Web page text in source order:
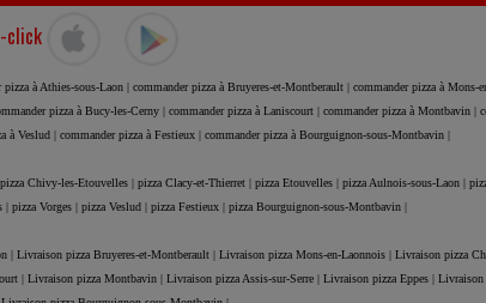
click
pizza à Athies-sous-Laon | commander pizza à Bruyeres-et-Montberault | commander pizza à Mons-
pizza à Bucy-les-Cerny | commander pizza à Laniscourt | commander pizza à Montbavin |
à Veslud | commander pizza à Festieux | commander pizza à Bourguignon-sous-Montbavin |
pizza Chivy-les-Etouvelles | pizza Clacy-et-Thierret | pizza Etouvelles | pizza Aulnois-sous-Laon |
| pizza Vorges | pizza Veslud | pizza Festieux | pizza Bourguignon-sous-Montbavin |
| Livraison pizza Bruyeres-et-Montberault | Livraison pizza Mons-en-Laonnois | Livraison pizza
| Livraison pizza Montbavin | Livraison pizza Assis-sur-Serre | Livraison pizza Eppes | Livraison